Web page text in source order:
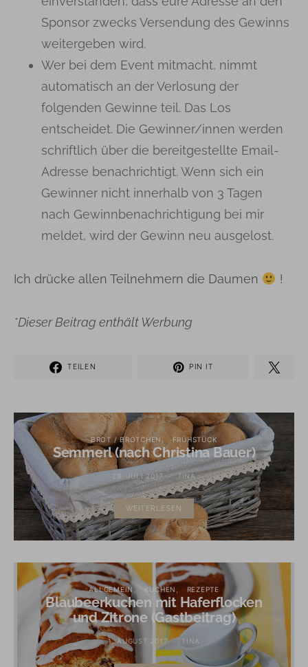
Sponsor zwecks Versendung des Gewinns
weitergeben wird.
Wer bei dem Event mitmacht, nimmt
automatisch an der Verlosung der
folgenden Gewinne teil. Das Los
entscheidet. Die Gewinner/innen werden
schriftlich über die bereitgestellte Email-
Adresse benachrichtigt. Wenn sich ein
Gewinner nicht innerhalb von 3 Tagen
nach Gewinnbenachrichtigung bei mir
meldet, wird der Gewinn neu ausgelost.
Ich drücke allen Teilnehmern die Daumen !
*Dieser Beitrag enthält Werbung
TEILEN PIN IT
BROT / BRÖTCHEN FRÜHSTÜCK
Semmerl (nach Christina Bauer)
29. JULI 2017 TINA
WEITERLESEN
ALLGEMEIN KUCHEN REZEPTE
Blaubeerkuchen mit Haferflocken
und Zitrone (Gastbeitrag)
1. AUGUST 2017 TINA